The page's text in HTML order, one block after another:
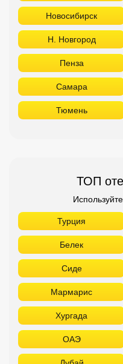
ТОП
Турция
Хургада
ОАЭ
Дубай
Шарджа
Таиланд
Самуй
Као Лак